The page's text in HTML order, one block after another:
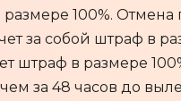
100%. Отмена
за собой штраф в
штраф в размере
за 48 часов до